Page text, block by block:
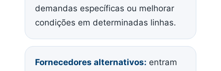
demandas específicas ou melhorar
condições em determinadas linhas.
Fornecedores alternativos: entram